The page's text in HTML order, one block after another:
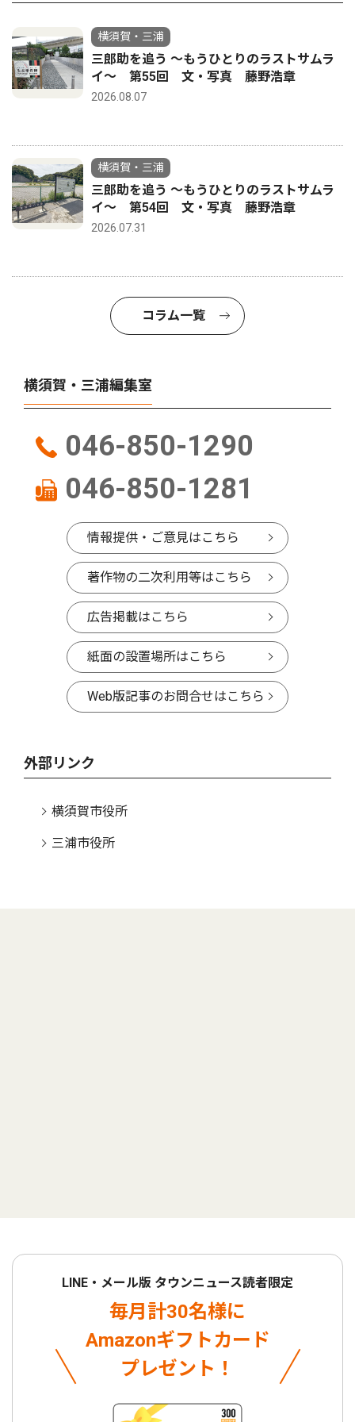
横須賀・三浦
三郎助を追う 〜もうひとりのラストサムラ
イ〜 第55回 文・写真 藤野浩章
2026.08.07
横須賀・三浦
三郎助を追う 〜もうひとりのラストサムラ
イ〜 第54回 文・写真 藤野浩章
2026.07.31
コラム一覧
横須賀・三浦編集室
046-850-1290
046-850-1281
情報提供・ご意見はこちら
著作物の二次利用等はこちら
広告掲載はこちら
紙面の設置場所はこちら
Web版記事のお問合せはこちら
外部リンク
横須賀市役所
三浦市役所
LINE・メール版 タウンニュース読者限定
毎月計30名様に
Amazonギフトカード
プレゼント！